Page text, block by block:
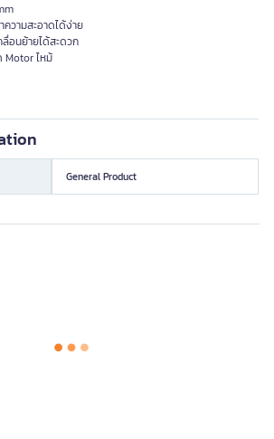
วามสะอาดได้ง่าย
อนย้ายได้สะดวก
Motor ไหม้
General Product